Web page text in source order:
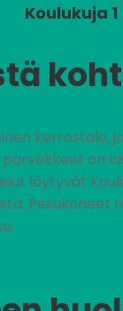
Koulukuja 1
kerrostalo,
parvekkeet on
löytyvät
Pesukoneet